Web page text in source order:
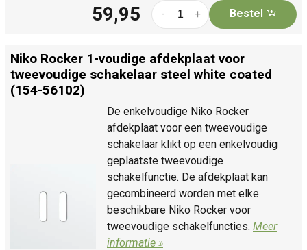
59,95 +
- Bestel
Niko Rocker 1-voudige afdekplaat voor
tweevoudige schakelaar steel white coated
(154-56102)
De enkelvoudige Niko Rocker
afdekplaat voor een tweevoudige
schakelaar klikt op een enkelvoudig
geplaatste tweevoudige
schakelfunctie. De afdekplaat kan
gecombineerd worden met elke
beschikbare Niko Rocker voor
tweevoudige schakelfuncties. Meer
informatie »